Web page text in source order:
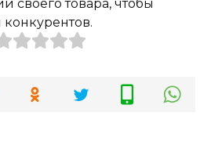
своего товара, чтобы